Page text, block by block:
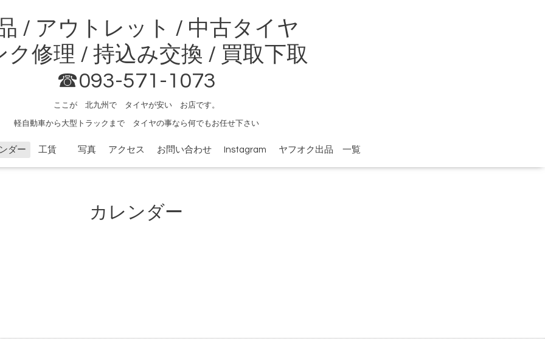
/ アウトレット / 中古タイヤ
ク修理 / 持込み交換 / 買取下取
☎093-571-1073
ここが 北九州で タイヤが安い お店です。
軽自動車から大型トラックまで タイヤの事なら何でもお任せ下さい
ダー 工賃 写真 アクセス お問い合わせ Instagram ヤフオク出品 一覧
カレンダー